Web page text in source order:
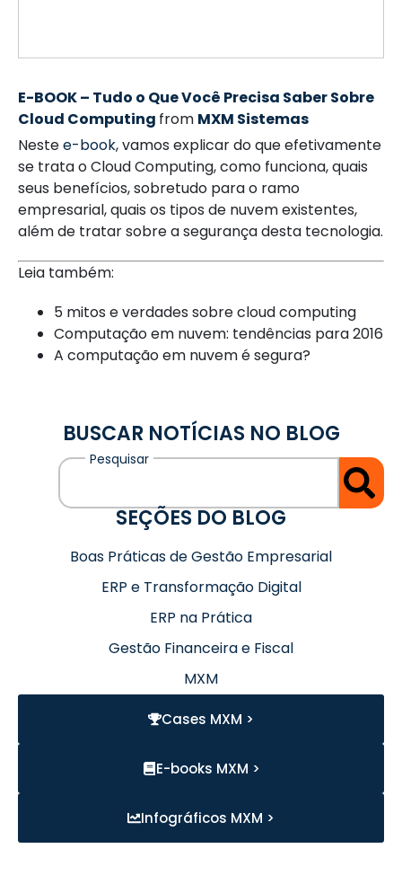
E-BOOK – Tudo o Que Você Precisa Saber Sobre
Cloud Computing from MXM Sistemas
Nestee-book, vamos explicar do que efetivamente
se trata o Cloud Computing, como funciona, quais
seus benefícios, sobretudo para o ramo
empresarial, quais os tipos de nuvem existentes,
além de tratar sobre a segurança desta tecnologia.
Leia também:
5 mitos e verdades sobre cloud computing
Computação em nuvem: tendências para 2016
A computação em nuvem é segura?
BUSCAR NOTÍCIAS NO BLOG
SEÇÕES DO BLOG
Boas Práticas de Gestão Empresarial
ERP e Transformação Digital
ERP na Prática
Gestão Financeira e Fiscal
MXM
Cases MXM >
E-books MXM >
Infográficos MXM >